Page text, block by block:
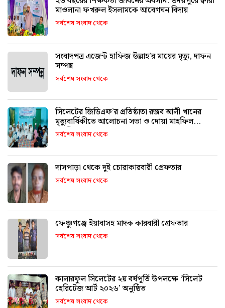
মাওলানা ফখরুল ইসলামকে আবেগঘন বিদায়
সর্বশেষ সংবাদ থেকে
সংবাদপত্র এজেন্ট হাফিজ উল্লাহ’র মায়ের মৃত্যু, দাফন
সম্পন্ন
সর্বশেষ সংবাদ থেকে
সিলেটের জিডিএফ’র প্রতিষ্ঠাতা রজব আলী খানের
মৃত্যুবার্ষিকীতে আলোচনা সভা ও দোয়া মাহফিল
অনুষ্ঠিত
সর্বশেষ সংবাদ থেকে
দাসপাড়া থেকে দুই চোরাকারবারী গ্রেফতার
সর্বশেষ সংবাদ থেকে
ফেঞ্চুগঞ্জে ইয়াবাসহ মাদক কারবারী গ্রেফতার
সর্বশেষ সংবাদ থেকে
কালারফুল সিলেটের ২য় বর্ষপূর্তি উপলক্ষে ‘সিলেট
হেরিটেজ আর্ট ২০২৬’ অনুষ্ঠিত
সর্বশেষ সংবাদ থেকে